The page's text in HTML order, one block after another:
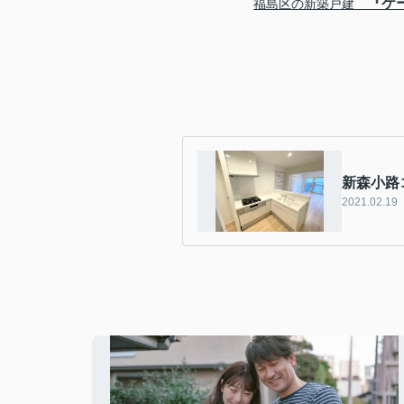
福島区の新築戸建 『
新森小路
2021.02.19